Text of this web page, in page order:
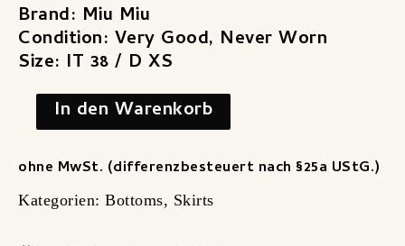
Brand: Miu Miu
Condition: Very Good, Never Worn
Size: IT 38 / D XS
In den Warenkorb
ohne MwSt. (differenzbesteuert nach §25a UStG.)
Kategorien: Bottoms, Skirts